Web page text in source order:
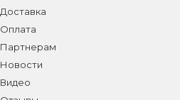
Доставка
Оплата
Партнерам
Новости
Видео